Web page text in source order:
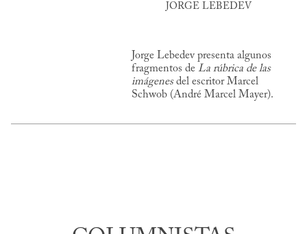
JORGE LEBEDEV
Jorge Lebedev presenta algunos
fragmentos de La rúbrica de las
imágenesdel escritor Marcel
Schwob (André Marcel Mayer).